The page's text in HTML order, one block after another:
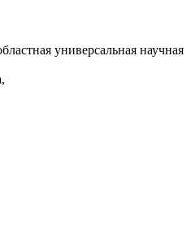
универсальная научная